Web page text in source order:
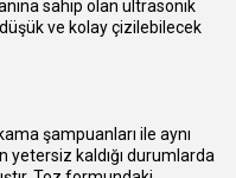
sahip olan ultrasonik
ve kolay çizilebilecek
şampuanları ile aynı
yetersiz kaldığı durumlarda